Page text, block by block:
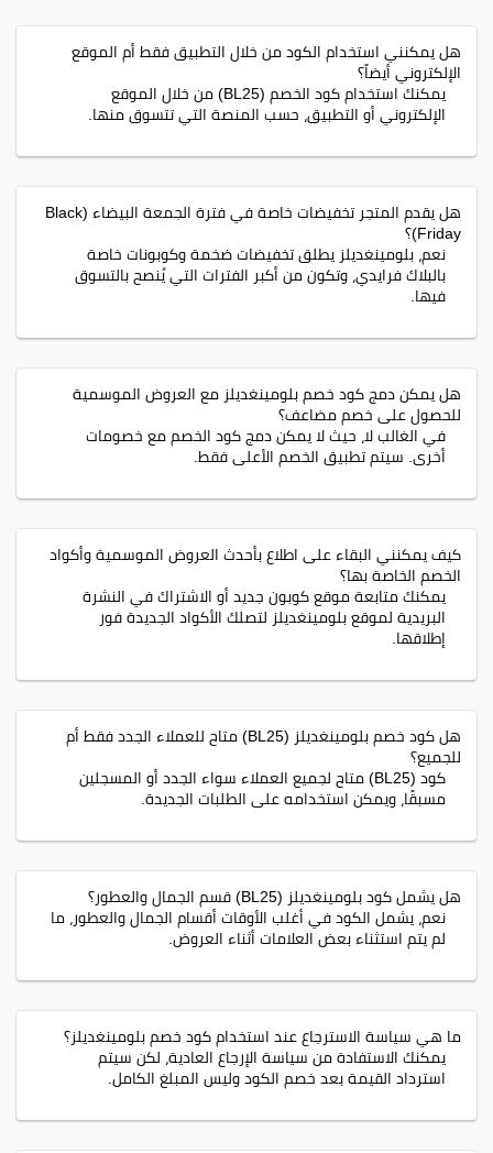
هل يمكنني استخدام الكود من خلال التطبيق فقط أم الموقع
الإلكتروني أيضاً؟
يمكنك استخدام كود الخصم (BL25) من خلال الموقع
الإلكتروني أو التطبيق، حسب المنصة التي تتسوق منها.
هل يقدم المتجر تخفيضات خاصة في فترة الجمعة البيضاء (Black
Friday)؟
نعم، بلومينغديلز يطلق تخفيضات ضخمة وكوبونات خاصة
بالبلاك فرايدي، وتكون من أكبر الفترات التي يُنصح بالتسوق
فيها.
هل يمكن دمج كود خصم بلومينغديلز مع العروض الموسمية
للحصول على خصم مضاعف؟
في الغالب لا، حيث لا يمكن دمج كود الخصم مع خصومات
أخرى. سيتم تطبيق الخصم الأعلى فقط.
كيف يمكنني البقاء على اطلاع بأحدث العروض الموسمية وأكواد
الخصم الخاصة بها؟
يمكنك متابعة موقع كوبون جديد أو الاشتراك في النشرة
البريدية لموقع بلومينغديلز لتصلك الأكواد الجديدة فور
إطلاقها.
هل كود خصم بلومينغديلز (BL25) متاح للعملاء الجدد فقط أم
للجميع؟
كود (BL25) متاح لجميع العملاء سواء الجدد أو المسجلين
مسبقًا، ويمكن استخدامه على الطلبات الجديدة.
هل يشمل كود بلومينغديلز (BL25) قسم الجمال والعطور؟
نعم، يشمل الكود في أغلب الأوقات أقسام الجمال والعطور، ما
لم يتم استثناء بعض العلامات أثناء العروض.
ما هي سياسة الاسترجاع عند استخدام كود خصم بلومينغديلز؟
يمكنك الاستفادة من سياسة الإرجاع العادية، لكن سيتم
استرداد القيمة بعد خصم الكود وليس المبلغ الكامل.